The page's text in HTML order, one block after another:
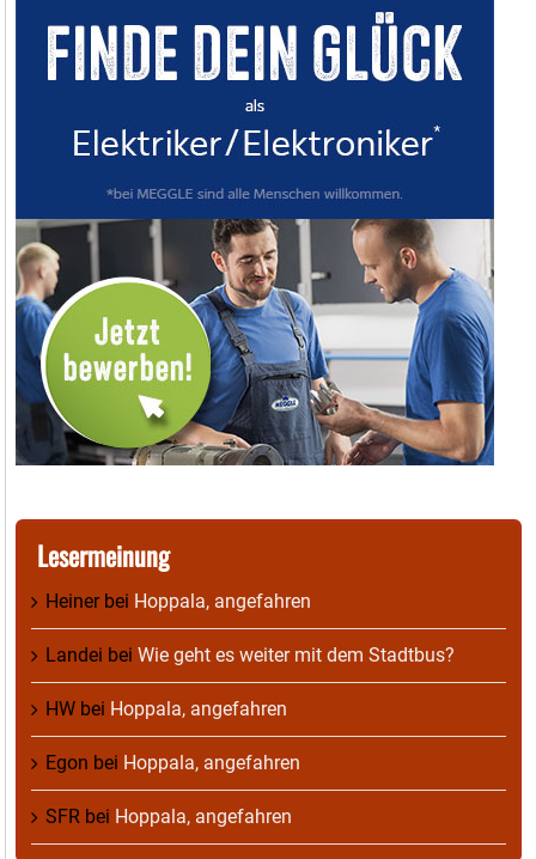
Lesermeinung
Heinerbei Hoppala, angefahren
Landei bei Wie geht es weiter mit dem Stadtbus?
HW bei Hoppala, angefahren
Egon bei Hoppala, angefahren
SFR bei Hoppala, angefahren